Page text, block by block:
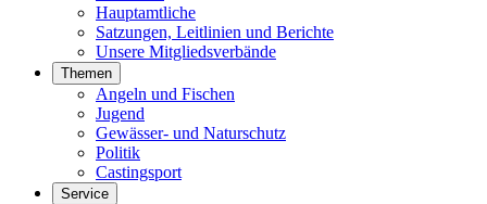
Hauptamtliche
Satzungen, Leitlinien und Berichte
Unsere Mitgliedsverbände
Themen
Angeln und Fischen
Jugend
Gewässer- und Naturschutz
Politik
Castingsport
Service